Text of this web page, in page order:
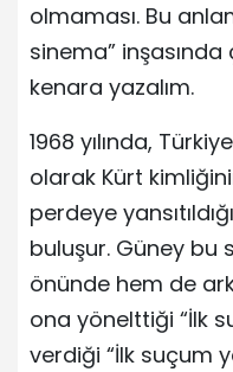
olmaması. Bu
sinema” inşasında
kenara yazalım.
1968 yılında,
olarak Kürt
perdeye
buluşur. Güney bu
önünde hem de
ona yönelttiği “İlk
verdiği “İlk suçum